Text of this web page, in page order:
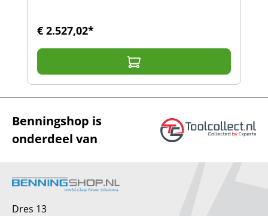
€ 2.527,02*
Benningshop is
onderdeel van
Dres 13